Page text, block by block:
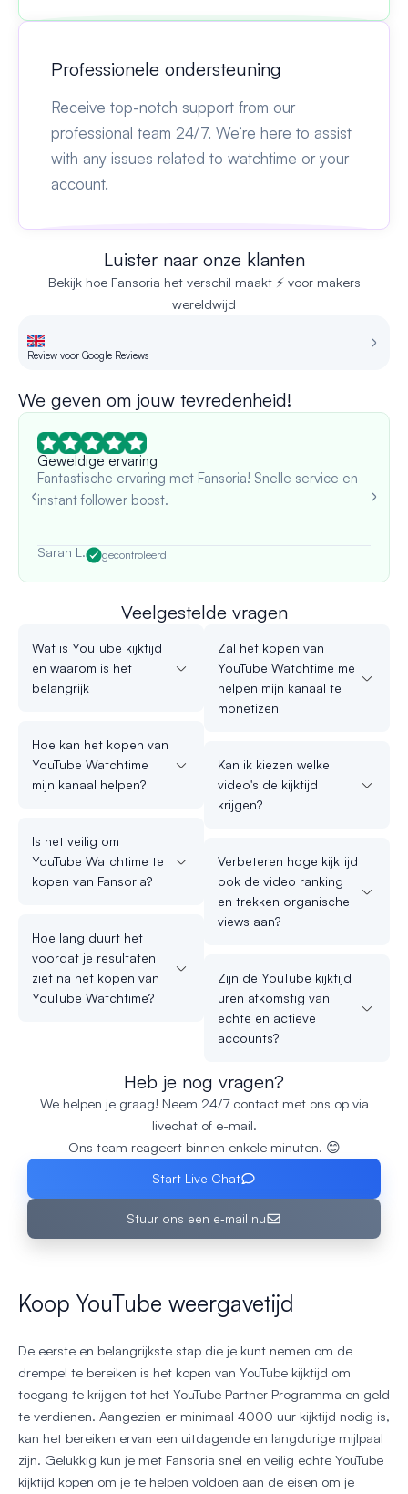
Professionele ondersteuning
Receive top-notch support from our
professional team 24/7. We’re here to assist
with any issues related to watchtime or your
account.
Luister naar onze klanten
Bekijk hoe Fansoria het verschil maakt ⚡ voor makers
wereldwijd
Review voor Google Reviews
We geven om jouw tevredenheid!
Geweldige ervaring
Fantastische ervaring met Fansoria! Snelle service en
instant follower boost.
Sarah L. gecontroleerd
Veelgestelde vragen
Wat is YouTube kijktijd
en waarom is het
belangrijk
Hoe kan het kopen van
YouTube Watchtime
mijn kanaal helpen?
Is het veilig om
YouTube Watchtime te
kopen van Fansoria?
Hoe lang duurt het
voordat je resultaten
ziet na het kopen van
YouTube Watchtime?
Zal het kopen van
YouTube Watchtime me
helpen mijn kanaal te
monetizen
Kan ik kiezen welke
video's de kijktijd
krijgen?
Verbeteren hoge kijktijd
ook de video ranking
en trekken organische
views aan?
Zijn de YouTube kijktijd
uren afkomstig van
echte en actieve
accounts?
Heb je nog vragen?
We helpen je graag! Neem 24/7 contact met ons op via
livechat of e-mail.
Ons team reageert binnen enkele minuten. 😊
Start Live Chat
Stuur ons een e‑mail nu
Koop YouTube weergavetijd
De eerste en belangrijkste stap die je kunt nemen om de
drempel te bereiken is het kopen van YouTube kijktijd om
toegang te krijgen tot het YouTube Partner Programma en geld
te verdienen. Aangezien er minimaal 4000 uur kijktijd nodig is,
kan het bereiken ervan een uitdagende en langdurige mijlpaal
zijn. Gelukkig kun je met Fansoria snel en veilig echte YouTube
kijktijd kopen om je te helpen voldoen aan de eisen om je